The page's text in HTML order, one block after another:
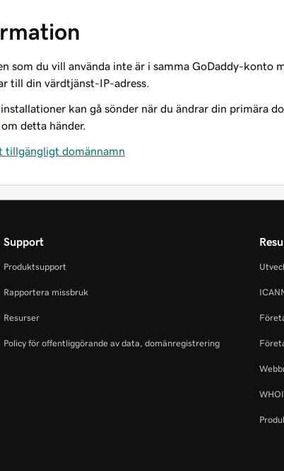
som du vill använda inte är i samma GoDaddy-konto
till din värdtjänst-IP-adress.
kan gå sönder när du ändrar din primära
om detta händer.
tillgängligt domännamn
Support
Produktsupport
Rapportera missbruk
Resurser
Policy för offentliggörande av data, domänregistrering